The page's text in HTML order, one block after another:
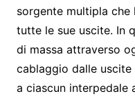
sorgente multipla che
tutte le sue uscite. In
di massa attraverso
cablaggio dalle
a ciascun interpedale